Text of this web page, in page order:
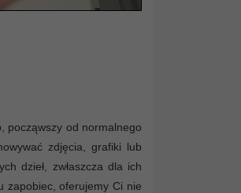
począwszy od normalnego
zdjęcia, grafiki lub
dzieł, zwłaszcza dla ich
zapobiec, oferujemy Ci nie